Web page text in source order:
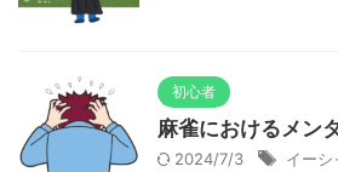
初心者
麻雀におけるメン
2024/7/3 イーシ